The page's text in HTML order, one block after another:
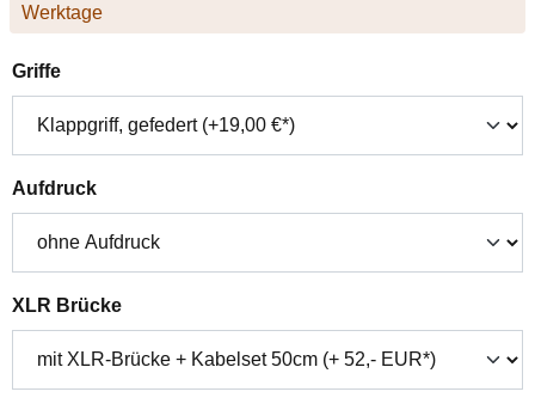
Werktage
Griffeauswählen
Aufdruckauswählen
XLR Brückeauswählen